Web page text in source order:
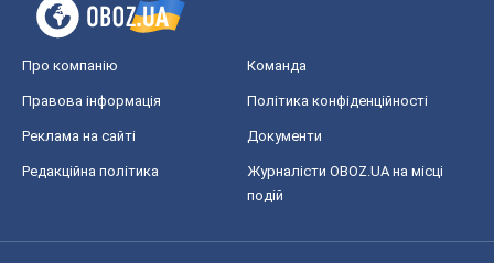
Про компанію Команда
Правова інформація Політика конфіденційності
Реклама на сайті Документи
Редакційна політика
Журналісти OBOZ.UA на місці
подій